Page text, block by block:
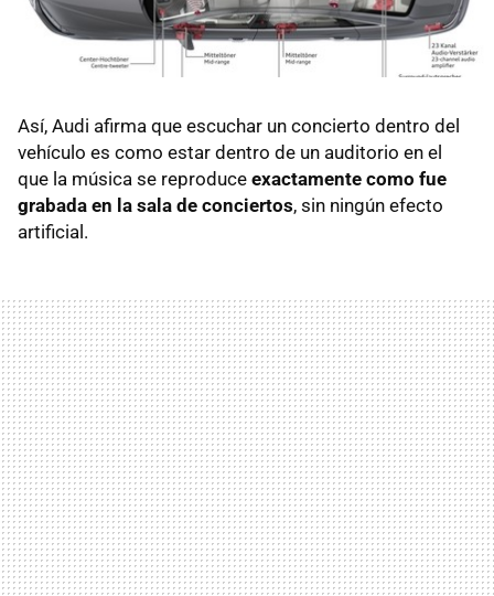
Así, Audi afirma que escuchar un concierto dentro del
vehículo es como estar dentro de un auditorio en el
que la música se reproduce exactamente como fue
grabada en la sala de conciertos, sin ningún efecto
artificial.